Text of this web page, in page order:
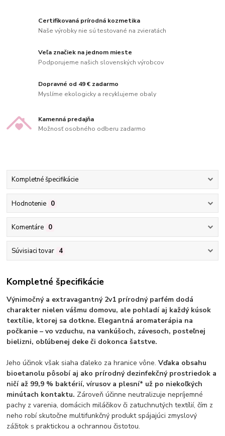
Certifikovaná prírodná kozmetika
Naše výrobky nie sú testované na zvieratách
Veľa značiek na jednom mieste
Podporujeme našich slovenských výrobcov
Dopravné od 49 € zadarmo
Myslíme ekologicky a recyklujeme obaly
Kamenná predajňa
Možnosť osobného odberu zadarmo
Kompletné špecifikácie
Hodnotenie 0
Komentáre 0
Súvisiaci tovar 4
Kompletné špecifikácie
Výnimočný a extravagantný 2v1 prírodný parfém dodá
charakter nielen vášmu domovu, ale pohladí aj každý kúsok
textílie, ktorej sa dotkne. Elegantná aromaterápia na
počkanie – vo vzduchu, na vankúšoch, závesoch, posteľnej
bielizni, obľúbenej deke či dokonca šatstve.
Jeho účinok však siaha ďaleko za hranice vône.Vďaka obsahu
bioetanolu pôsobí aj ako prírodný dezinfekčný prostriedok a
ničí až 99,9 % baktérií, vírusov a plesní* už po niekoľkých
minútach kontaktu. Zároveň účinne neutralizuje nepríjemné
pachy z varenia, domácich miláčikov či zatuchnutých textílií, čím z
neho robí skutočne multifunkčný produkt spájajúci zmyslový
zážitok s praktickou a ochrannou čistotou.